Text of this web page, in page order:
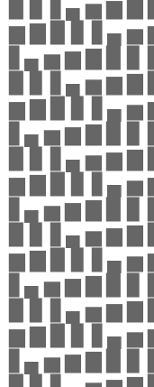
▉ ▊ ▋▄ ▅ ▆
▆ ▇ ▉ ▊ ▋▄ ▅
▋▄ ▅ ▆ ▇ ▉ ▊
▉ ▊ ▋▄ ▅ ▆
▆ ▇ ▉ ▊ ▋▄ ▅
▋▄ ▅ ▆ ▇ ▉ ▊
▉ ▊ ▋▄ ▅ ▆
▆ ▇ ▉ ▊ ▋▄ ▅
▋▄ ▅ ▆ ▇ ▉ ▊
▉ ▊ ▋▄ ▅ ▆
▆ ▇ ▉ ▊ ▋▄ ▅
▋▄ ▅ ▆ ▇ ▉ ▊
▉ ▊ ▋▄ ▅ ▆
▆ ▇ ▉ ▊ ▋▄ ▅
▋▄ ▅ ▆ ▇ ▉ ▊